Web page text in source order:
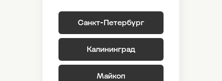
Санкт-Петербург
Калининград
Майкоп